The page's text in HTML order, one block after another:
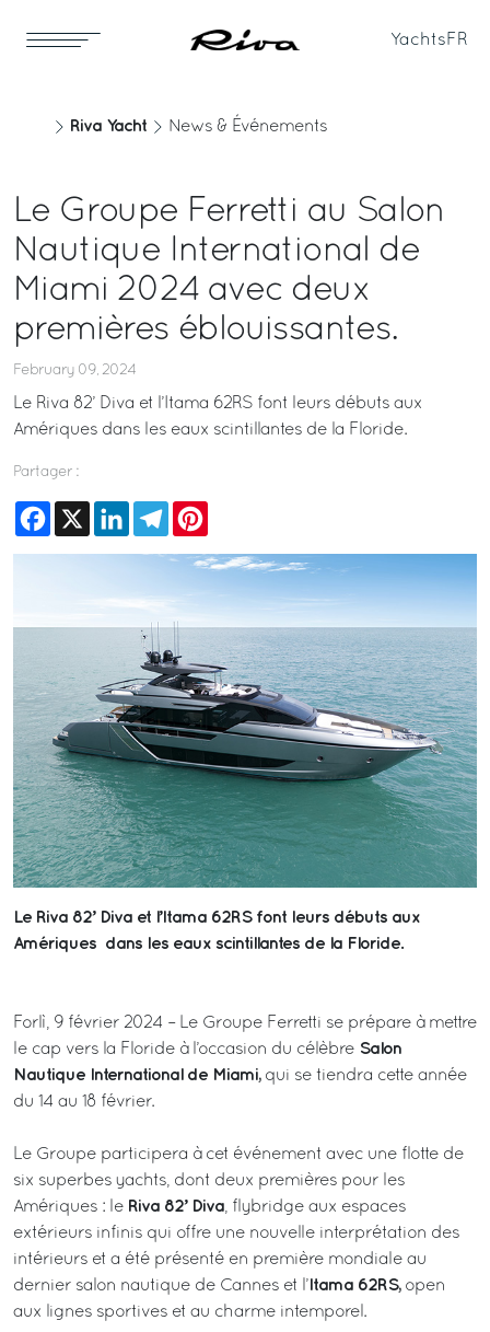
Yachts FR
Riva Yacht News & Événements
Le Groupe Ferretti au Salon
Nautique International de
Miami 2024 avec deux
premières éblouissantes.
February 09, 2024
Le Riva 82’ Diva et l’Itama 62RS font leurs débuts aux
Amériques dans les eaux scintillantes de la Floride.
Partager :
Facebook
X LinkedInTelegram
Le Riva 82’ Diva et l’Itama 62RS font leurs débuts aux
Amériques dans les eaux scintillantes de la Floride.
Forlì, 9 février 2024 – Le Groupe Ferretti se prépare à mettre
le cap vers la Floride à l’occasion du célèbre Salon
Nautique International de Miami,qui se tiendra cette année
du 14 au 18 février.
Le Groupe participera à cet événement avec une flotte de
six superbes yachts, dont deux premières pour les
Amériques : le Riva 82’ Diva , flybridge aux espaces
extérieurs infinis qui offre une nouvelle interprétation des
intérieurs et a été présenté en première mondiale au
dernier salon nautique de Cannes et l’ Itama 62RS,open
aux lignes sportives et au charme intemporel.